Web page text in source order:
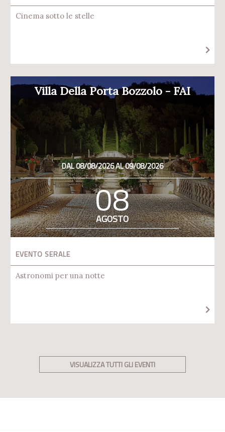
Cinema sotto le stelle
Villa Della Porta Bozzolo - FAI
DAL 08/08/2026 AL 09/08/2026
08
AGOSTO
EVENTO SERALE
Astronomi per una notte
VISUALIZZA TUTTI GLI EVENTI